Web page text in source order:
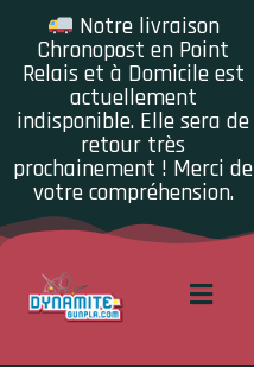
Notre livraison
Chronopost en Point
Relais et à Domicile est
actuellement
indisponible. Elle sera de
retour très
prochainement ! Merci de
votre compréhension.